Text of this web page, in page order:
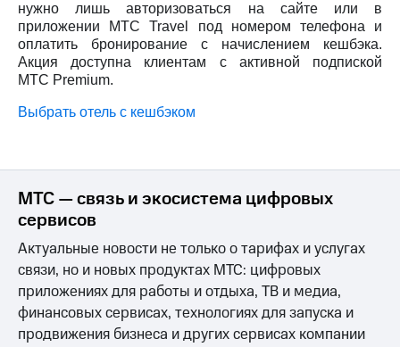
Выбрать
красивый
номер
Заменить
карту
на
Для дома
и подключите
ТВ
с выгодным
тарифом
Интернет,
ТВ и телефон
для дома
интернета
ТВ
Личный
спутникового
ТВ
Скачать
приложение
Мой
МТС
нужно лишь авторизоваться на сайте или в
приложении МТС Travel под номером телефона и
оплатить бронирование с начислением кешбэка.
Акция доступна клиентам с активной подпиской
МТС Premium.
Выбрать отель с кешбэком
МТС — связь и экосистема цифровых
сервисов
Актуальные новости не только о тарифах и услугах
связи, но и новых продуктах МТС: цифровых
приложениях для работы и отдыха, ТВ и медиа,
финансовых сервисах, технологиях для запуска и
продвижения бизнеса и других сервисах компании